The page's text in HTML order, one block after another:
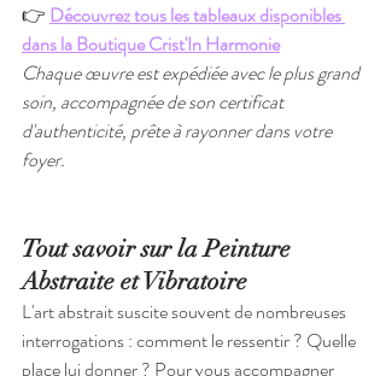
👉 Découvrez tous les tableaux disponibles
dans la Boutique Crist'In Harmonie
Chaque œuvre est expédiée avec le plus grand
soin, accompagnée de son certificat
d'authenticité, prête à rayonner dans votre
foyer.
Tout savoir sur la Peinture
Abstraite et Vibratoire
L'art abstrait suscite souvent de nombreuses
interrogations : comment le ressentir ? Quelle
place lui donner ? Pour vous accompagner